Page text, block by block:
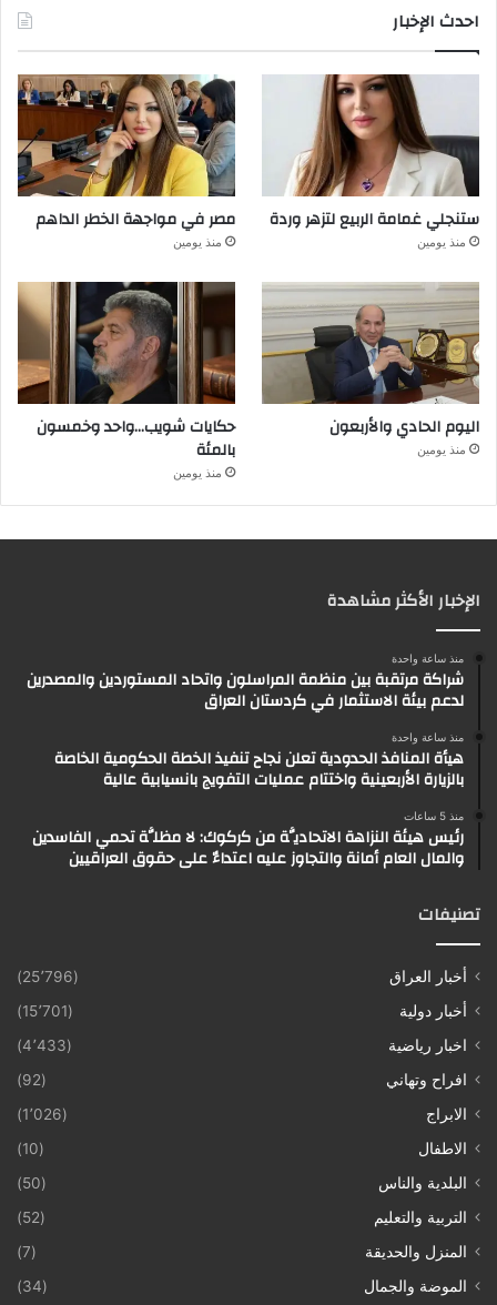
احدث الإخبار
ستنجلي غمامة الربيع لتزهر وردة
منذ يومين
مصر في مواجهة الخطر الداهم
منذ يومين
اليوم الحادي والأربعون
منذ يومين
حكايات شويب…واحد وخمسون
بالمئة
منذ يومين
الإخبار الأكثر مشاهدة
منذ ساعة واحدة
شراكة مرتقبة بين منظمة المراسلون واتحاد المستوردين والمصدرين
لدعم بيئة الاستثمار في كردستان العراق
منذ ساعة واحدة
هيأة المنافذ الحدودية تعلن نجاح تنفيذ الخطة الحكومية الخاصة
بالزيارة الأربعينية واختتام عمليات التفويج بانسيابية عالية
منذ 5 ساعات
رئيس هيئة النزاهة الاتحاديَّة من كركوك: لا مظلَّة تحمي الفاسدين
والمال العام أمانة والتجاوز عليه اعتداءٌ على حقوق العراقيين
تصنيفات
أخبار العراق
(25٬796)
أخبار دولية
(15٬701)
اخبار رياضية
(4٬433)
افراح وتهاني
(92)
الابراج
(1٬026)
الاطفال
(10)
البلدية والناس
(50)
التربية والتعليم
(52)
المنزل والحديقة
(7)
الموضة والجمال
(34)